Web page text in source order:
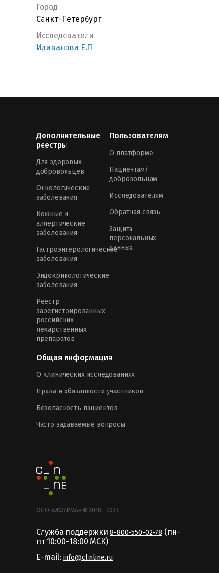
Город
Санкт-Петербург
Исследователи
Иливанова Е.П
Дополнительные
реестры
Для здоровых
добровольцев
Онкологические
заболевания
Кожные и
аллергические
заболевания
Гастроэнтерологические
заболевания
Эндокринологические
заболевания
Реестр
зарегистрированных
российских
лекарственных
препаратов
Пользователям
О платформе
Пациентам/
добровольцам
Исследователям
Обратная связь
Защита
персональных
данных
Общая информация
О клинических исследованиях
Права и обязанности участников
Безопасность пациентов
Часто задаваемые вопросы
ООО «ИФАРМА» © 2018 - 2023
Служба поддержки 8-800-550-02-78 (пн-
пт 10:00–18:00 MCК)
E-mail: info@clinline.ru